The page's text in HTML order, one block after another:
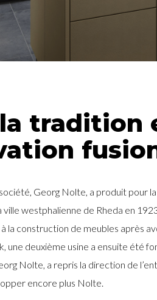
tradition
Georg Nolte, a produit pour
ville westphalienne de Rheda en
la construction de meubles après
une deuxième usine a ensuite été
Nolte, a repris la direction de
encore plus Nolte.